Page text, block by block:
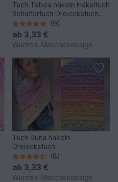
Tuch Tabea häkeln Häkeltuch
Schultertuch Dreieckstuch
Stola
(9)
ab 3,33 €
Wurzels-Maschendesign
Tuch Runa häkeln
Dreieckstuch
(8)
ab 3,33 €
Wurzels-Maschendesign